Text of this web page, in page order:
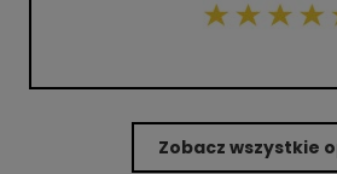
Zobacz wszystkie